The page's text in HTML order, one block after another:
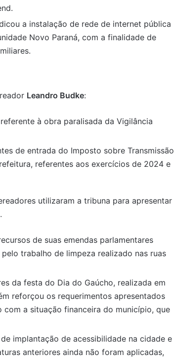
a instalação de rede de internet pública
Novo Paraná, com a finalidade de
Leandro Budke:
à obra paralisada da Vigilância
de entrada do Imposto sobre Transmissão
referentes aos exercícios de 2024 e
utilizaram a tribuna para apresentar
de suas emendas parlamentares
trabalho de limpeza realizado nas ruas
da festa do Dia do Gaúcho, realizada em
reforçou os requerimentos apresentados
a situação financeira do município, que
implantação de acessibilidade na cidade e
anteriores ainda não foram aplicadas,